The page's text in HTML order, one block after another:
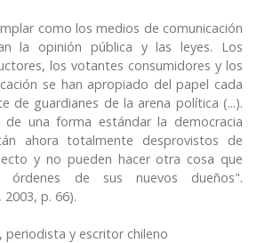
como los medios de comunicación
la opinión pública y las leyes. Los
los votantes consumidores y los
se han apropiado del papel cada
de guardianes de la arena política (...).
de una forma estándar la democracia
ahora totalmente desprovistos de
y no pueden hacer otra cosa que
órdenes de sus nuevos dueños".
p. 66).
periodista y escritor chileno